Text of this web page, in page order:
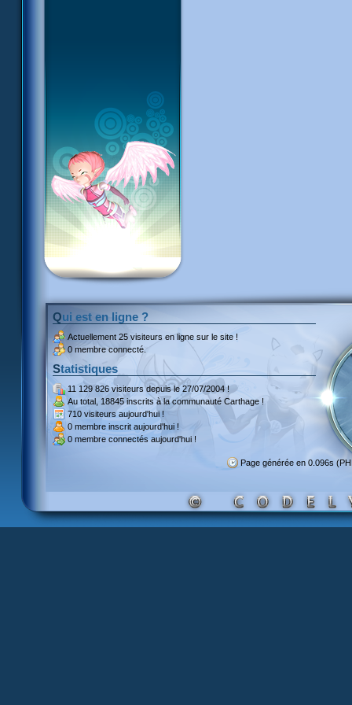
Qui est en ligne ?
Actuellement 25 visiteurs en ligne sur le site !
0 membre connecté.
Statistiques
11 129 826 visiteursdepuis le 27/07/2004 !
Au total, 18845 inscritsà la communauté Carthage !
710 visiteurs aujourd'hui !
0 membre inscrit aujourd'hui !
0 membre connectés aujourd'hui !
Page générée en 0.096s